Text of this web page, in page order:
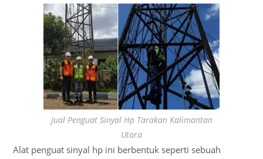
Jual Penguat Sinyal Hp Tarakan Kalimantan
Utara
Alat penguat sinyal hp ini berbentuk seperti sebuah